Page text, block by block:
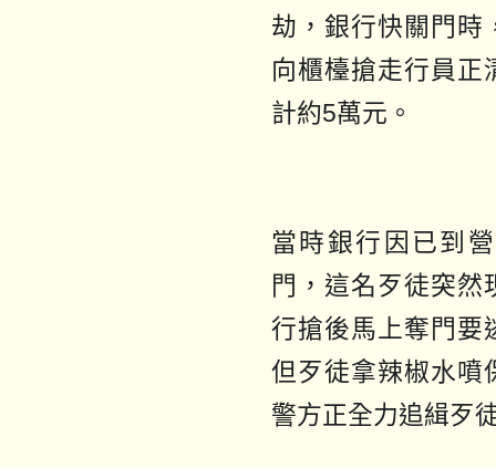
劫，銀行快關門時
向櫃檯搶走行員正
計約5萬元。
當時銀行因已到
門，這名歹徒突然
行搶後馬上奪門要
但歹徒拿辣椒水噴
警方正全力追緝歹